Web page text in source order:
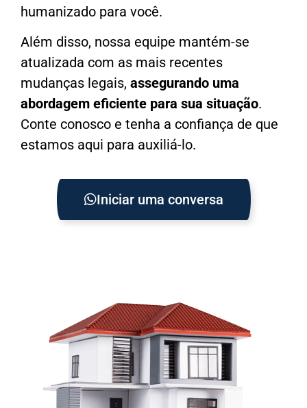
humanizado para você.
Além disso, nossa equipe mantém-se
atualizada com as mais recentes
mudanças legais, assegurando uma
abordagem eficiente para sua situação.
Conte conosco e tenha a confiança de que
estamos aqui para auxiliá-lo.
Iniciar uma conversa